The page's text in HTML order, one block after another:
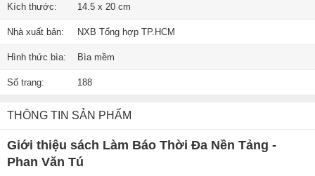
Kích thước: 14.5 x 20 cm
Nhà xuất bản: NXB Tổng hợp TP.HCM
Hình thức bìa: Bìa mềm
Số trang: 188
THÔNG TIN SẢN PHẨM
Giới thiệu sách Làm Báo Thời Đa Nền Tảng -
Phan Văn Tú